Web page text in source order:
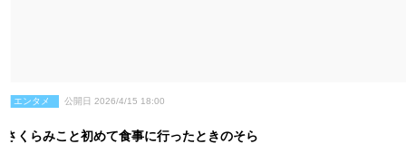
エンタメ 公開日 2026/4/15 18:00
さくらみこと初めて食事に行ったときのそら